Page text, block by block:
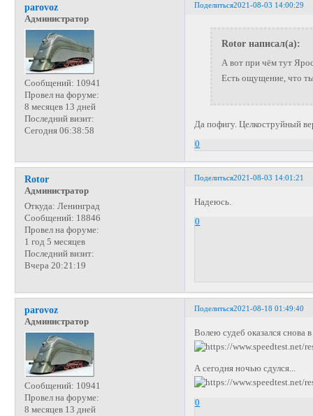
Поделиться2021-08-03 14:00:29
parovoz
Администратор
Сообщений: 10941
Провел на форуме:
8 месяцев 13 дней
Последний визит:
Сегодня 06:38:58
Rotor написал(а):
А вот при чём тут
Есть ощущение, что
Да пофигу. Целкоструйный
0
Поделиться2021-08-03 14:01:21
Rotor
Администратор
Откуда: Ленинград
Сообщений: 18846
Провел на форуме:
1 год 5 месяцев
Последний визит:
Вчера 20:21:19
Надеюсь.
0
Поделиться2021-08-18 01:49:40
parovoz
Администратор
Сообщений: 10941
Провел на форуме:
8 месяцев 13 дней
Волею судеб оказался
А сегодня ночью сдулся...
0